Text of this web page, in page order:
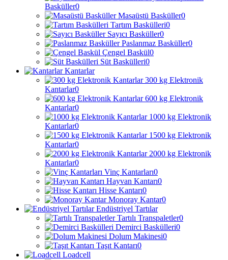
Basküller0
Masaüstü Basküller0
Tartım Baskülleri0
Sayıcı Basküller0
Paslanmaz Basküller0
Çengel Baskül0
Süt Baskülleri0
Kantarlar
300 kg Elektronik
Kantarlar0
600 kg Elektronik
Kantarlar0
1000 kg Elektronik
Kantarlar0
1500 kg Elektronik
Kantarlar0
2000 kg Elektronik
Kantarlar0
Vinç Kantarları0
Hayvan Kantarı0
Hisse Kantarı0
Monoray Kantar0
Endüstriyel Tartılar
Tartılı Transpaletler0
Demirci Baskülleri0
Dolum Makinesi0
Taşıt Kantarı0
Loadcell